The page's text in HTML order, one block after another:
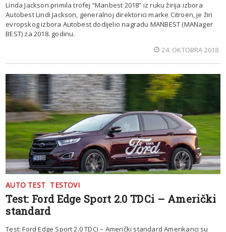
Linda Jackson primila trofej “Manbest 2018” iz ruku žirija izbora
Autobest Lindi Jackson, generalnoj direktorici marke Citroën, je žiri
evropskog izbora Autobest dodijelio nagradu MANBEST (MANager
BEST) za 2018. godinu.
24. OKTOBRA 2018.
AUTO TEST TESTOVI
Test: Ford Edge Sport 2.0 TDCi – Američki
standard
Test: Ford Edge Sport 2.0 TDCi – Američki standard Amerikanci su